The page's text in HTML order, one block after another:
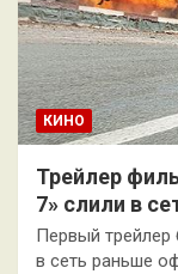
КИНО
Трейлер
7» слили в
Первый трейлер
в сеть раньше